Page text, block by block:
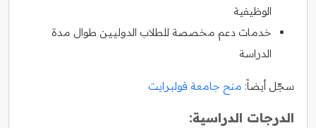
الوظيفية
خدمات دعم مخصصة للطلاب الدوليين طوال مدة
الدراسة
سجّل أيضاً: منح جامعة فولبرايت
الدرجات الدراسية: